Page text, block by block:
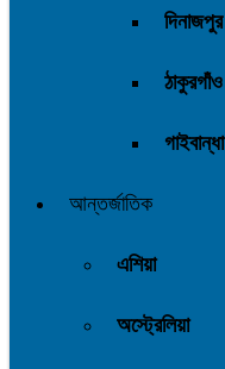
দিনাজপুর
ঠাকুরগাঁও
গাইবান্ধা
আন্তর্জাতিক
এশিয়া
অস্ট্রেলিয়া